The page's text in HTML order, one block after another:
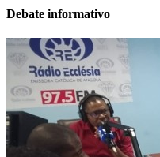
Debate informativo